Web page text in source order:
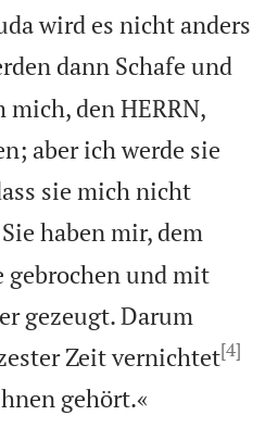
wird es nicht anders
dann Schafe und
den HERRN,
aber ich werde sie
sie mich nicht
Sie haben mir, dem
gebrochen und mit
gezeugt. Darum
Zeit vernichtet[4]
gehört.«